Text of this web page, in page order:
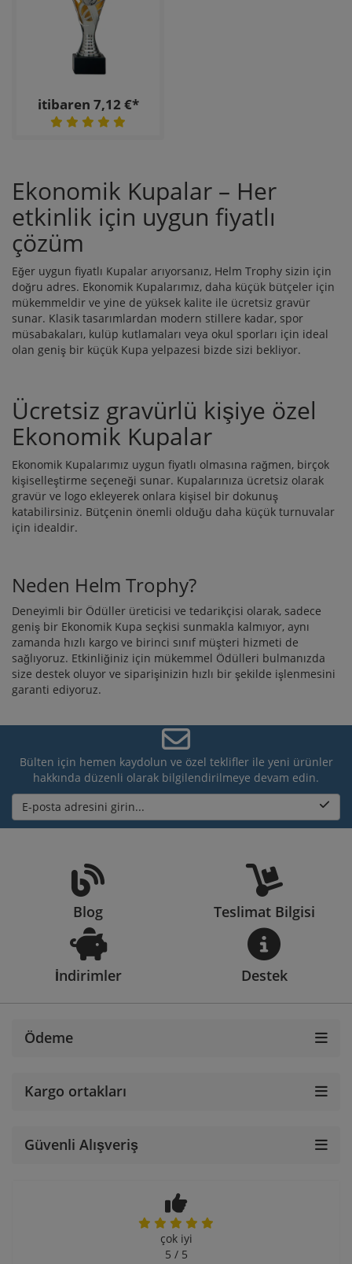
itibaren 7,12 €*
Ekonomik Kupalar – Her
etkinlik için uygun fiyatlı
çözüm
Eğer uygun fiyatlı Kupalar arıyorsanız, Helm Trophy sizin için
doğru adres. Ekonomik Kupalarımız, daha küçük bütçeler için
mükemmeldir ve yine de yüksek kalite ile ücretsiz gravür
sunar. Klasik tasarımlardan modern stillere kadar, spor
müsabakaları, kulüp kutlamaları veya okul sporları için ideal
olan geniş bir küçük Kupa yelpazesi bizde sizi bekliyor.
Ücretsiz gravürlü kişiye özel
Ekonomik Kupalar
Ekonomik Kupalarımız uygun fiyatlı olmasına rağmen, birçok
kişiselleştirme seçeneği sunar. Kupalarınıza ücretsiz olarak
gravür ve logo ekleyerek onlara kişisel bir dokunuş
katabilirsiniz. Bütçenin önemli olduğu daha küçük turnuvalar
için idealdir.
Neden Helm Trophy?
Deneyimli bir Ödüller üreticisi ve tedarikçisi olarak, sadece
geniş bir Ekonomik Kupa seçkisi sunmakla kalmıyor, aynı
zamanda hızlı kargo ve birinci sınıf müşteri hizmeti de
sağlıyoruz. Etkinliğiniz için mükemmel Ödülleri bulmanızda
size destek oluyor ve siparişinizin hızlı bir şekilde işlenmesini
garanti ediyoruz.
Bülten için hemen kaydolun ve özel teklifler ile yeni ürünler
hakkında düzenli olarak bilgilendirilmeye devam edin.
E-posta adresini girin...
Blog Teslimat Bilgisi
İndirimler Destek
Ödeme
Kargo ortakları
Güvenli Alışveriş
çok iyi
5 / 5